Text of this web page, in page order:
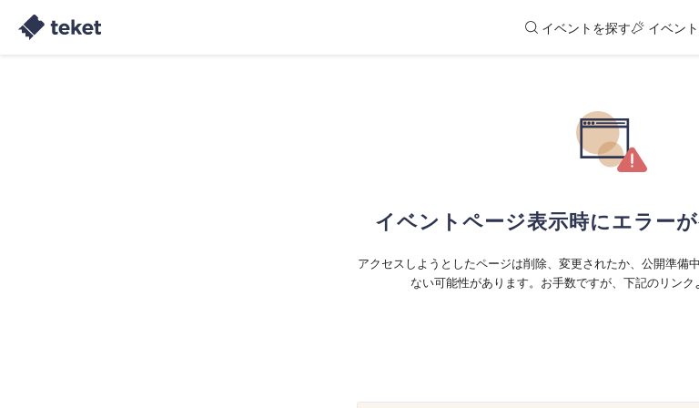
イベントを探す イベン
イベントページ表示時にエラーが
アクセスしようとしたページは削除、変更されたか、公開準備
ない可能性があります。お手数ですが、下記のリンク